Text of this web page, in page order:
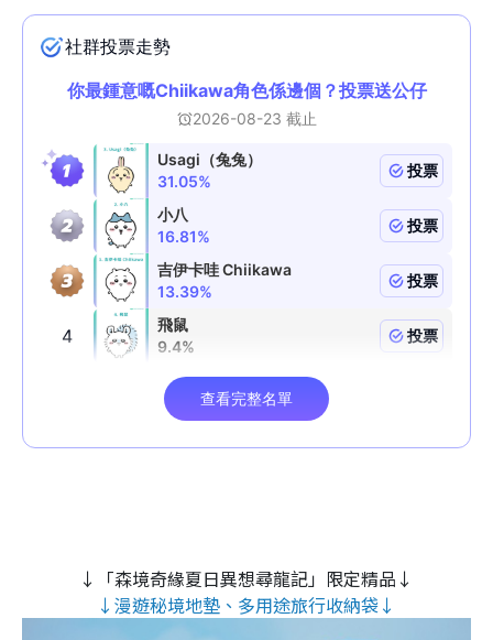
↓「森境奇緣夏日異想尋龍記」限定精品↓
↓漫遊秘境地墊、多用途旅行收納袋↓